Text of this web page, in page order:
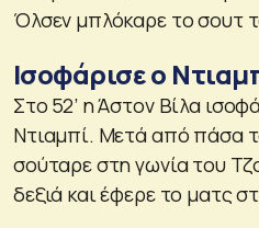
Όλσεν μπλόκαρε το σουτ
Ισοφάρισε ο
Στο 52’ η Άστον Βίλα
Ντιαμπί. Μετά από πάσα
σούταρε στη γωνία του
δεξιά και έφερε το ματς